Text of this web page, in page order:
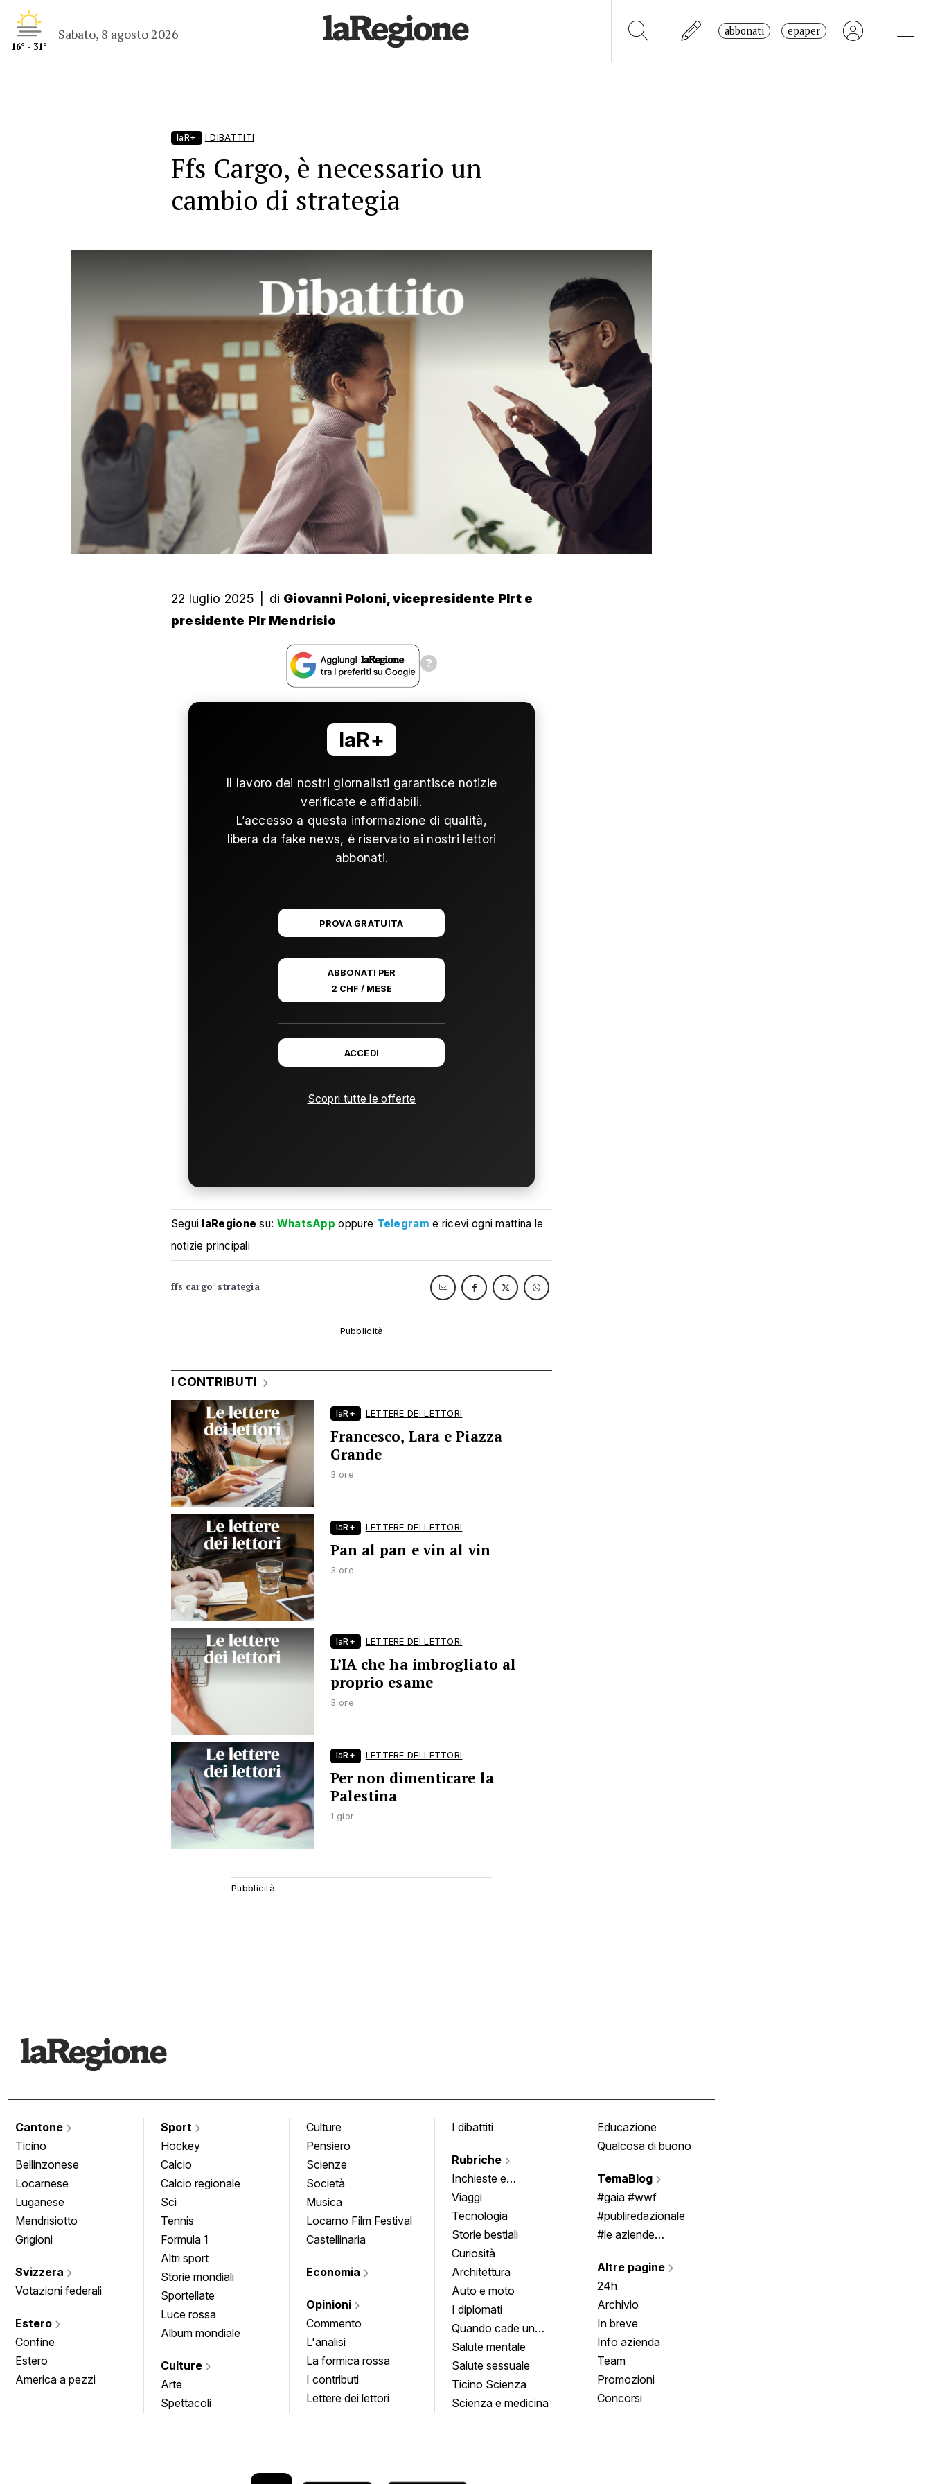
16° - 31°
Sabato, 8 agosto 2026 abbonati epaper
laR+ I DIBATTITI
Ffs Cargo, è necessario un
cambio di strategia
22 luglio 2025 di Giovanni Poloni, vicepresidente Plrt e
presidente Plr Mendrisio
laR+
Il lavoro dei nostri giornalisti garantisce notizie
verificate e affidabili.
L’accesso a questa informazione di qualità,
libera da fake news, è riservato ai nostri lettori
abbonati.
PROVA GRATUITA
ABBONATI PER
2 CHF / MESE
ACCEDI
Scopri tutte le offerte
Segui laRegione su: WhatsApp oppure Telegram e ricevi ogni mattina le
notizie principali
ffs cargo strategia
I CONTRIBUTI
laR+ LETTERE DEI LETTORI
Francesco, Lara e Piazza
Grande
3 ore
laR+ LETTERE DEI LETTORI
Pan al pan e vin al vin
3 ore
laR+ LETTERE DEI LETTORI
L’IA che ha imbrogliato al
proprio esame
3 ore
laR+ LETTERE DEI LETTORI
Per non dimenticare la
Palestina
1 gior
Cantone
Ticino
Bellinzonese
Locarnese
Luganese
Mendrisiotto
Grigioni
Svizzera
Votazioni federali
Estero
Confine
Estero
America a pezzi
Sport
Hockey
Calcio
Calcio regionale
Sci
Tennis
Formula 1
Altri sport
Storie mondiali
Sportellate
Luce rossa
Album mondiale
Culture
Arte
Spettacoli
Culture
Pensiero
Scienze
Società
Musica
Locarno Film Festival
Castellinaria
Economia
Opinioni
Commento
L'analisi
La formica rossa
I contributi
Lettere dei lettori
I dibattiti
Rubriche
Inchieste e
approfondimenti
Viaggi
Tecnologia
Storie bestiali
Curiosità
Architettura
Auto e moto
I diplomati
Quando cade un
quadro
Salute mentale
Salute sessuale
Ticino Scienza
Scienza e medicina
Educazione
Qualcosa di buono
TemaBlog
#gaia #wwf
#publiredazionale
#le aziende
Altre pagine
24h
Archivio
In breve
Info azienda
Team
Promozioni
Concorsi